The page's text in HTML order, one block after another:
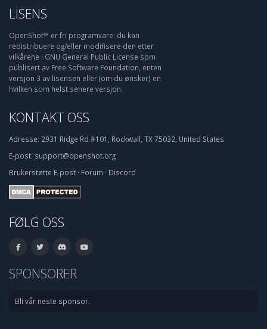
LISENS
OpenShot™ er fri programvare: du kan
redistribuere og/eller modifisere den etter
vilkårene i GNU General Public License som
publisert av Free Software Foundation, enten
versjon 3 av lisensen eller (om du ønsker) en
hvilken som helst senere versjon.
KONTAKT OSS
Adresse: 2931 Ridge Rd #101, Rockwall, TX 75032, United States
E-post: support@openshot.org
Brukerstøtte E-post · Forum · Discord
FØLG OSS
SPONSORER
Bli vår neste sponsor.